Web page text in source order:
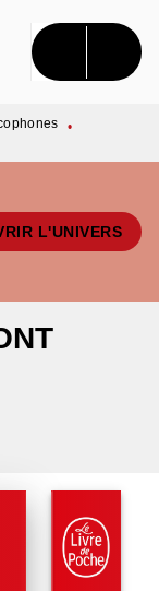
•
L'UNIVERS